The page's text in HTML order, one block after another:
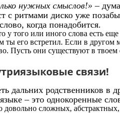
нужных смыслов!» –
с ритмами диско уже
когда понадобится.
у того или иного слова есть
ты его встретил. Если в
Пусть они существуют в
связи!
дальних родственников в
– это однокоренные
довольно сложных,